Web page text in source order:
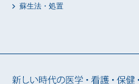
蘇生法・処置